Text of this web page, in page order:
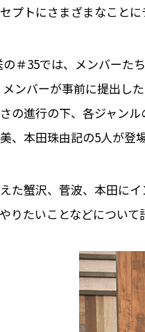
プトにさまざまなことに
＃35では、メンバーた
ンバーが事前に提出し
の進行の下、各ジャン
、本田珠由記の5人が登
た蟹沢、菅波、本田に
りたいことなどについて